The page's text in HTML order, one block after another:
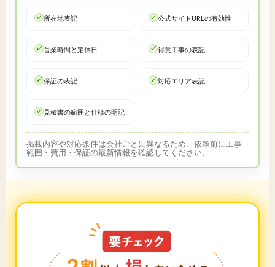
所在地表記 公式サイトURLの有効性
営業時間と定休日 得意工事の表記
保証の表記 対応エリア表記
見積書の範囲と仕様の明記
掲載内容や対応条件は会社ごとに異なるため、依頼前に工事
範囲・費用・保証の最新情報を確認してください。